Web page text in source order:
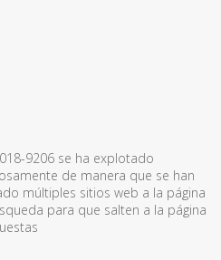
9206 se ha explotado
de manera que se han
múltiples sitios web a la página
para que salten a la página